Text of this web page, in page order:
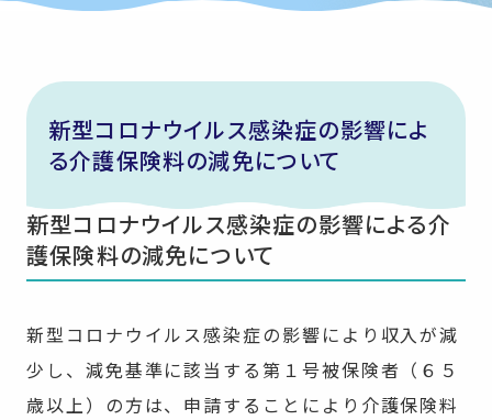
新型コロナウイルス感染症の影響によ
る介護保険料の減免について
新型コロナウイルス感染症の影響による介
護保険料の減免について
新型コロナウイルス感染症の影響により収入が減
少し、減免基準に該当する第１号被保険者（６５
歳以上）の方は、申請することにより介護保険料